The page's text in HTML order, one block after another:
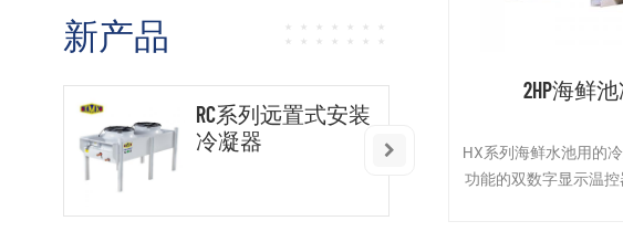
2HP海鲜
HX系列海鲜水池用的
功能的双数字显示温
新产品
RC系列远置式安装
冷凝器